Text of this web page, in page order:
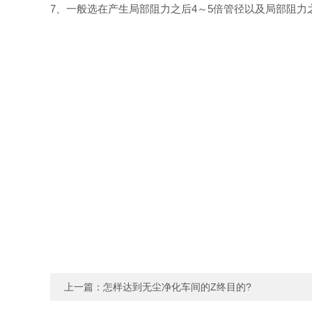
7、一般选在产生局部阻力之后4～5倍管径以及局部阻
上一篇： 怎样达到无尘净化车间的Z终目的?